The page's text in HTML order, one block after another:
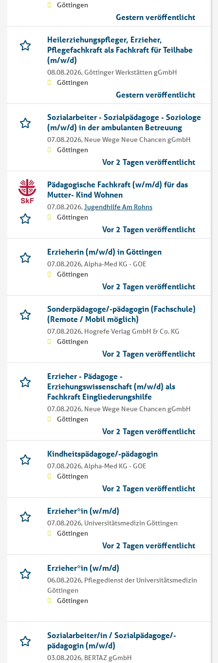
Göttingen
Gestern veröffentlicht
Heilerziehungspfleger, Erzieher,
Pflegefachkraft als Fachkraft für Teilhabe
(m/w/d)
08.08.2026, Göttinger Werkstätten gGmbH
Göttingen
Gestern veröffentlicht
Sozialarbeiter - Sozialpädagoge - Soziologe
(m/w/d) in der ambulanten Betreuung
07.08.2026, Neue Wege Neue Chancen gGmbH
Göttingen
Vor 2 Tagen veröffentlicht
Pädagogische Fachkraft (w/m/d) für das
Mutter- Kind Wohnen
07.08.2026,Jugendhilfe Am Rohns
Göttingen
Vor 2 Tagen veröffentlicht
Erzieherin (m/w/d) in Göttingen
07.08.2026,Alpha-Med KG - GOE
Göttingen
Vor 2 Tagen veröffentlicht
Sonderpädagoge/-pädagogin (Fachschule)
(Remote / Mobil möglich)
07.08.2026, Hogrefe Verlag GmbH & Co. KG
Göttingen
Vor 2 Tagen veröffentlicht
Erzieher - Pädagoge -
Erziehungswissenschaft (m/w/d) als
Fachkraft Eingliederungshilfe
07.08.2026, Neue Wege Neue Chancen gGmbH
Göttingen
Vor 2 Tagen veröffentlicht
Kindheitspädagoge/-pädagogin
07.08.2026,Alpha-Med KG - GOE
Göttingen
Vor 2 Tagen veröffentlicht
Erzieher*in (w/m/d)
07.08.2026, Universitätsmedizin Göttingen
Göttingen
Vor 2 Tagen veröffentlicht
Erzieher*in (w/m/d)
06.08.2026, Pflegedienst der Universitätsmedizin
Göttingen
Göttingen
Sozialarbeiter/in / Sozialpädagoge/-
pädagogin (m/w/d)
03.08.2026, BERTAZ gGmbH